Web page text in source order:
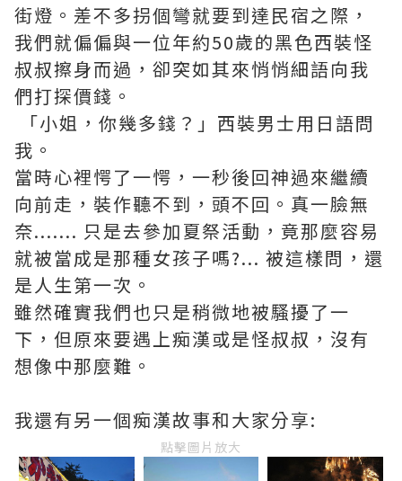
街燈。差不多拐個彎就要到達民宿之際，
我們就偏偏與一位年約50歲的黑色西裝怪
叔叔擦身而過，卻突如其來悄悄細語向我
們打探價錢。
「小姐，你幾多錢？」西裝男士用日語問
我。
當時心裡愕了一愕，一秒後回神過來繼續
向前走，裝作聽不到，頭不回。真一臉無
奈....... 只是去參加夏祭活動，竟那麼容易
就被當成是那種女孩子嗎?... 被這樣問，還
是人生第一次。
雖然確實我們也只是稍微地被騷擾了一
下，但原來要遇上痴漢或是怪叔叔，沒有
想像中那麼難。
我還有另一個痴漢故事和大家分享:
點擊圖片放大